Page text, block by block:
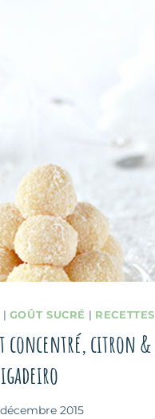
AMARETTI
| GOÛT SUCRÉ | RECETTES
concentré, citron &
2015